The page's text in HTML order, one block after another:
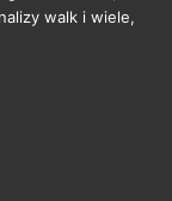
walk i wiele,